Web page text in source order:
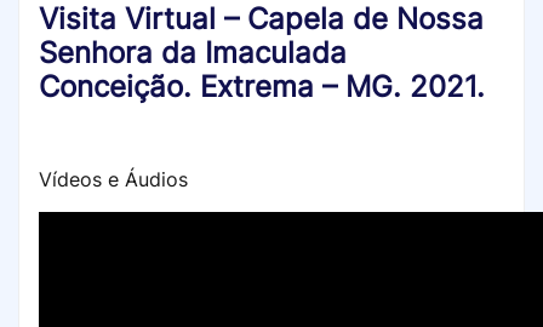
Visita Virtual – Capela de Nossa
Senhora da Imaculada
Conceição. Extrema – MG. 2021.
Vídeos e Áudios